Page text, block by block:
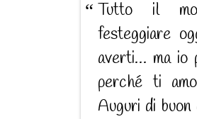
Tutto il
festeggiare
averti… ma io
perché ti
Auguri di buon